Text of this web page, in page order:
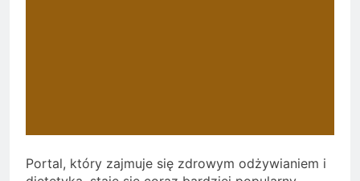
Portal, który zajmuje się zdrowym odżywianiem i